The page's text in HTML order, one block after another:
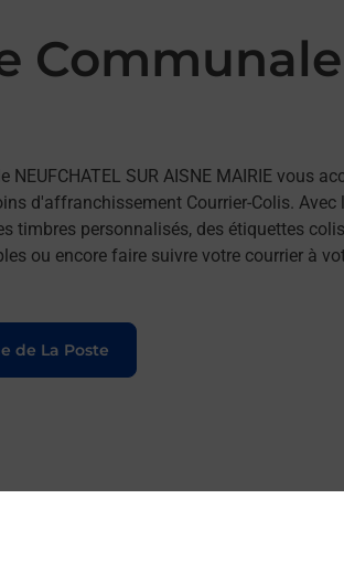
Communale
SUR AISNE MAIRIE vous
d'affranchissement Courrier-Colis.
timbres personnalisés, des étiquettes
ou encore faire suivre votre courrier à
de La Poste